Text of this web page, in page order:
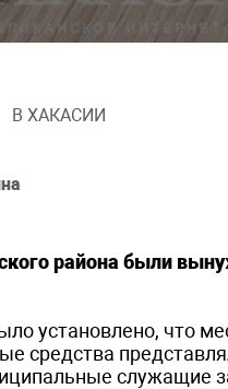
В ХАКАСИИ
района были
установлено, что
средства
служащие